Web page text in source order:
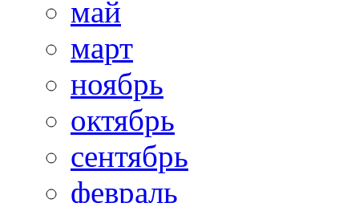
май
март
ноябрь
октябрь
сентябрь
февраль